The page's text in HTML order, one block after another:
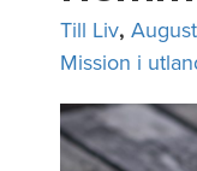
Till Liv,
Mission i